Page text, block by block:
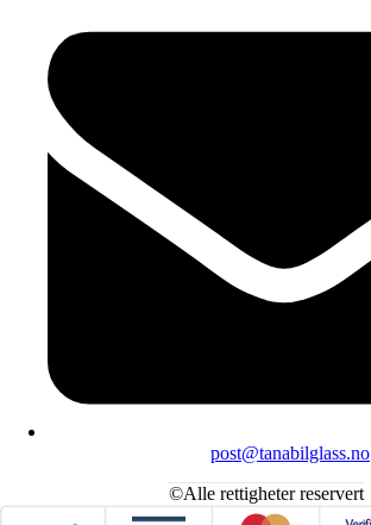
post@tanabilglass.no
©Alle rettigheter reservert